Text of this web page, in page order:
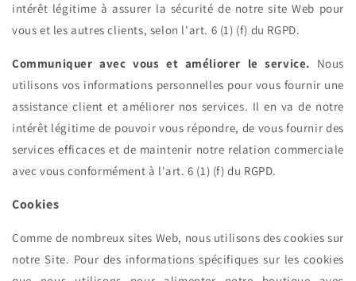
intérêt légitime à assurer la sécurité de notre site Web pour
vous et les autres clients, selon l'art. 6 (1) (f) du RGPD.
Communiquer avec vous et améliorer le service. Nous
utilisons vos informations personnelles pour vous fournir une
assistance client et améliorer nos services. Il en va de notre
intérêt légitime de pouvoir vous répondre, de vous fournir des
services efficaces et de maintenir notre relation commerciale
avec vous conformément à l'art. 6 (1) (f) du RGPD.
Cookies
Comme de nombreux sites Web, nous utilisons des cookies sur
notre Site. Pour des informations spécifiques sur les cookies